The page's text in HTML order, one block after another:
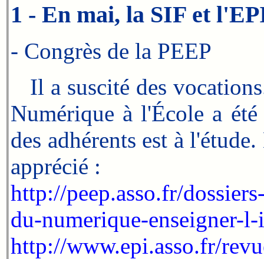
1 - En mai, la SIF et
- Congrès de la PEEP
Il a suscité des
Numérique à l'École a
des adhérents est à
apprécié :
http://peep.asso.fr/
du-numerique-enseigner-
http://www.epi.asso.fr/